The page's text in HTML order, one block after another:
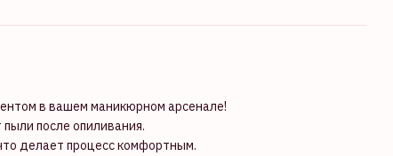
в вашем маникюрном арсенале!
после опиливания.
делает процесс комфортным.